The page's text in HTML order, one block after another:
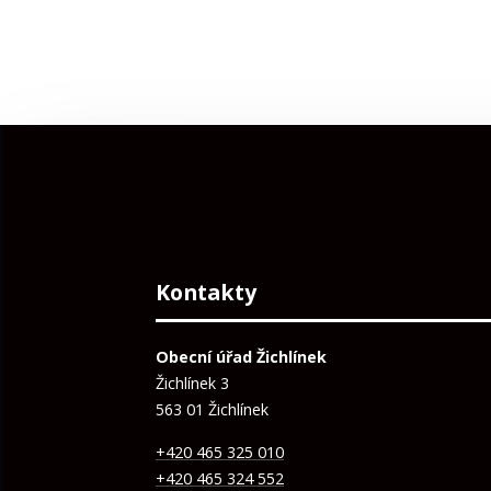
Kontakty
Obecní úřad Žichlínek
Žichlínek 3
563 01 Žichlínek
+420 465 325 010
+420 465 324 552